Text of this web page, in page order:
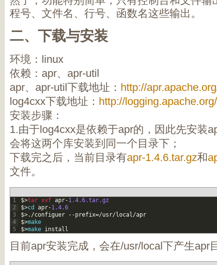
程号、文件名、行号、函数名这些输出。
二、下载与安装
环境：linux
依赖：apr、apr-util
apr、apr-util下载地址： http://
log4cxx下载地址： http://
安装步骤：
1.由于log4cxx是依赖于apr的，因此先安装
会将这两个库安装到同一个目录下；
下载完之后，当前目录有apr-1.4.6.tar.gz和
文件。
1
2
3
4
5
$>tar xvf apr-1.4.6.tar.gz
$>cd apr-1.4.6
$>. /configuer --prefix=/usr/local/apr
$>make
$>make install
目前apr安装完成，会在/usr/local下产生apr